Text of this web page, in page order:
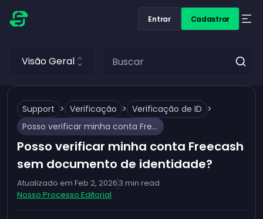
Entrar Cadastrar
Visão Geral
Support > Verificação > Verificação de ID >
Posso verificar minha conta Freecash sem documento de identidade?
Posso verificar minha conta Freecash
sem documento de identidade?
Atualizado em Feb 2, 2026 3 min read
Nosso Processo Editorial